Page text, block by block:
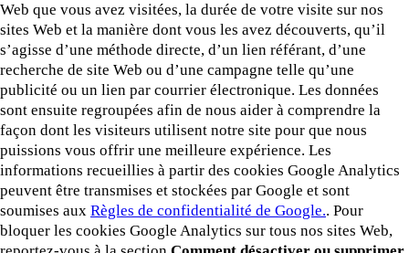
Web que vous avez visitées, la durée de votre visite sur nos
sites Web et la manière dont vous les avez découverts, qu’il
s’agisse d’une méthode directe, d’un lien référant, d’une
recherche de site Web ou d’une campagne telle qu’une
publicité ou un lien par courrier électronique. Les données
sont ensuite regroupées afin de nous aider à comprendre la
façon dont les visiteurs utilisent notre site pour que nous
puissions vous offrir une meilleure expérience. Les
informations recueillies à partir des cookies Google Analytics
peuvent être transmises et stockées par Google et sont
soumises aux Règles de confidentialité de Google.. Pour
bloquer les cookies Google Analytics sur tous nos sites Web,